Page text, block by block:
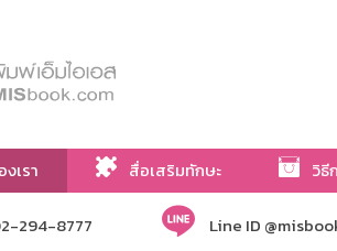
เรา สื่อเสริมทักษะ วิธี
294-8777 Line ID